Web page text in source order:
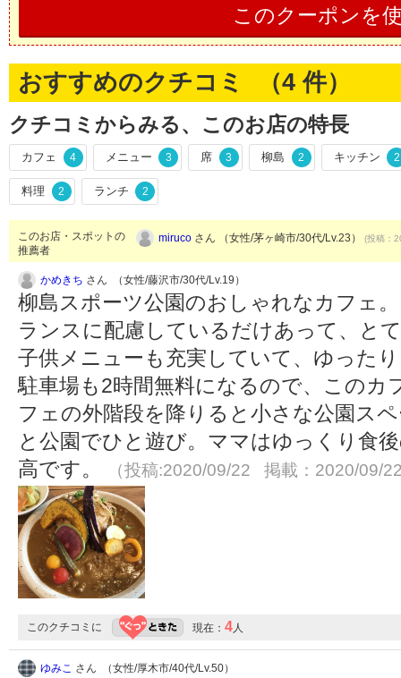
このクーポンを
おすすめのクチコミ （4 件）
クチコミからみる、このお店の特長
カフェ 4 メニュー 3 席 3 柳島 2 キッチン 2
料理 2 ランチ 2
このお店・スポットの
推薦者
miruco さん （女性/茅ヶ崎市/30代/Lv.23） (投稿：
かめきち さん （女性/藤沢市/30代/Lv.19）
柳島スポーツ公園のおしゃれなカフェ
ランスに配慮しているだけあって、と
子供メニューも充実していて、ゆった
駐車場も2時間無料になるので、このカ
フェの外階段を降りると小さな公園ス
と公園でひと遊び。ママはゆっくり食
高です。
（投稿:2020/09/22 掲載：2020/09/
このクチコミに 現在： 4人
ゆみこ さん （女性/厚木市/40代/Lv.50）